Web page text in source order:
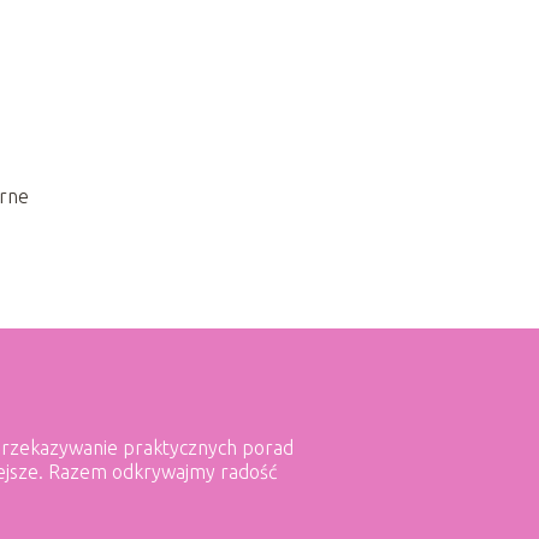
praktycznych porad
Razem odkrywajmy radość